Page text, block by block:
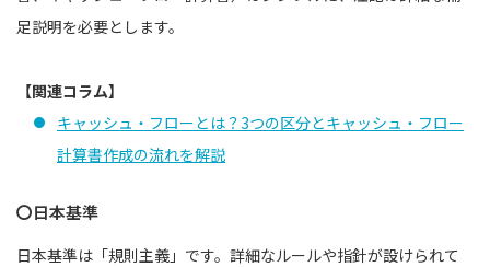
足説明を必要とします。
【関連コラム】
キャッシュ・フローとは？3つの区分とキャッシュ・フロー
計算書作成の流れを解説
〇日本基準
日本基準は「規則主義」です。詳細なルールや指針が設けられて